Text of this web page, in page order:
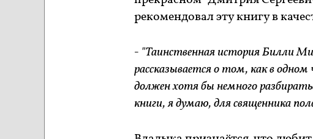
рекомендовал эту книгу в
- "Таинственная история Билли
рассказывается о том, как в
должен хотя бы немного
книги, я думаю, для священника